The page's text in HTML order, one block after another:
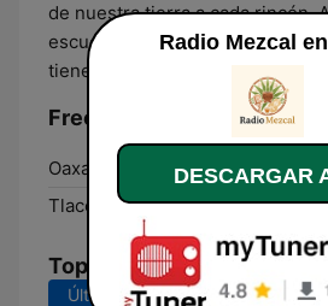
de nuestra tierra a cada rincón.
escuchas música, la saboreas…
tiene alma, historia y sabor.
Frecuencias Radio Mezcal:
Oaxaca:
Online
Tlacolula de Matamoros: Online
Top Canciones
Últimos 7 días Últimos 30
Radio Mezcal
DESCARGAR